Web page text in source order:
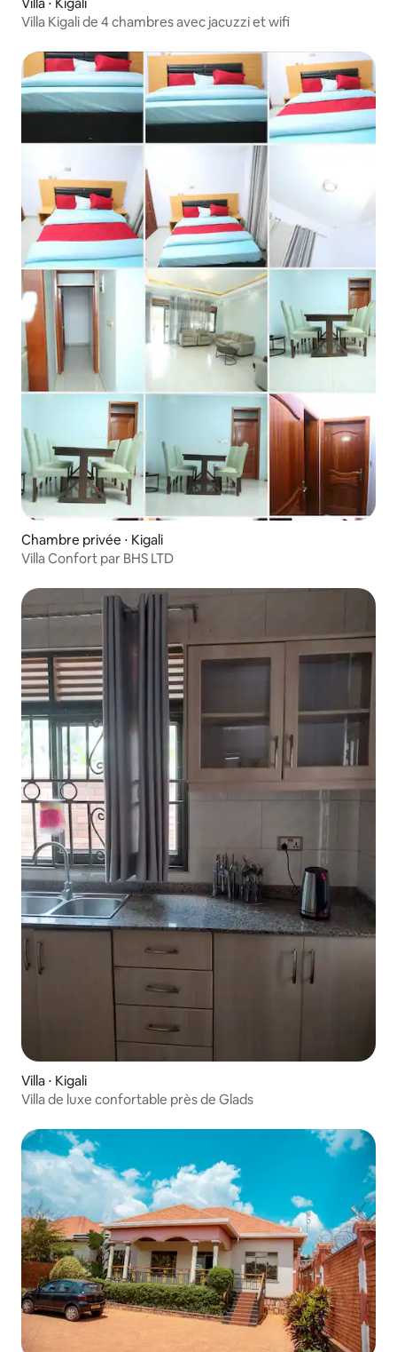
Villa Kigali de 4 chambres avec jacuzzi et wifi
Chambre privée ⋅ Kigali
Villa Confort par BHS LTD
Villa ⋅ Kigali
Villa de luxe confortable près de Glads